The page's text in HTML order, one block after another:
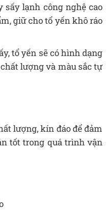
sấy lạnh công nghệ cao
giữ cho tổ yến khô ráo
tổ yến sẽ có hình dạng
lượng và màu sắc tự
lượng, kín đáo để đảm
tốt trong quá trình vận